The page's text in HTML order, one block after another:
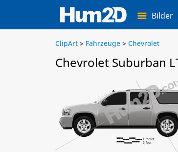
Bilder
ClipArt > Fahrzeuge > Chevrolet
Chevrolet Suburban